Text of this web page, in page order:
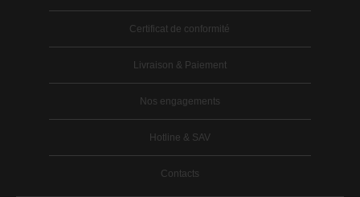
Certificat de conformité
Livraison & Paiement
Nos engagements
Hotline & SAV
Contacts